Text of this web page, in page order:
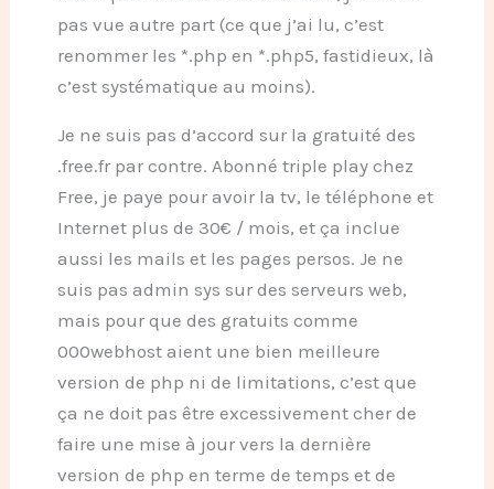
pas vue autre part (ce que j’ai lu, c’est
renommer les *.php en *.php5, fastidieux, là
c’est systématique au moins).
Je ne suis pas d’accord sur la gratuité des
.free.fr par contre. Abonné triple play chez
Free, je paye pour avoir la tv, le téléphone et
Internet plus de 30€ / mois, et ça inclue
aussi les mails et les pages persos. Je ne
suis pas admin sys sur des serveurs web,
mais pour que des gratuits comme
000webhost aient une bien meilleure
version de php ni de limitations, c’est que
ça ne doit pas être excessivement cher de
faire une mise à jour vers la dernière
version de php en terme de temps et de